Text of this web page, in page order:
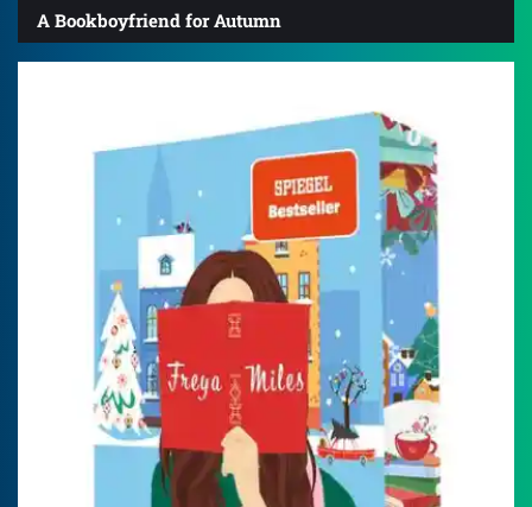
A Bookboyfriend for Autumn